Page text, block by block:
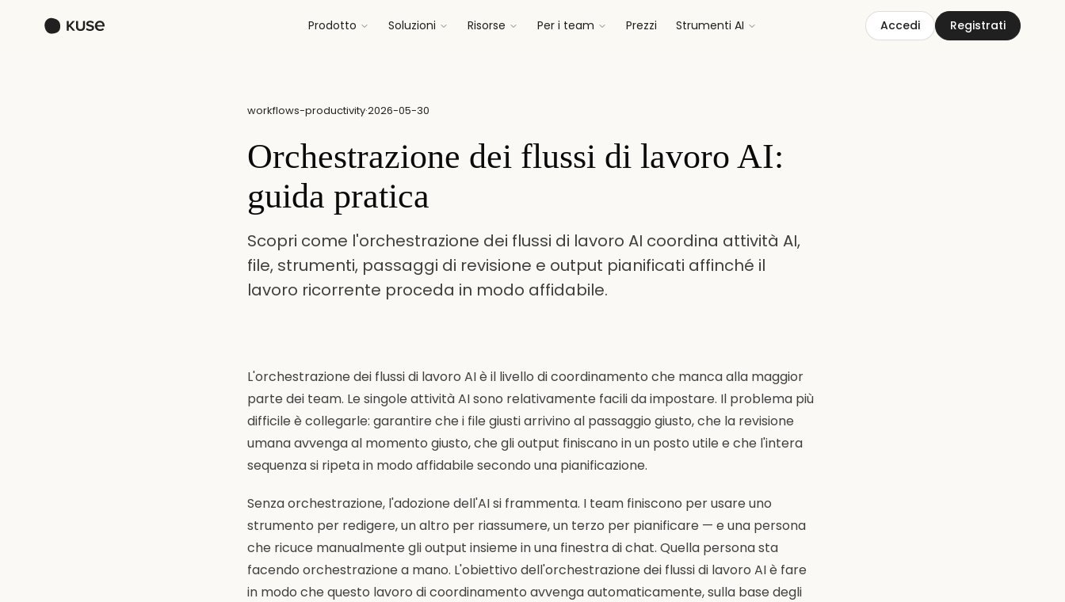
Prodotto Soluzioni Risorse Per i team Prezzi Strumenti AI Accedi Registrati
workflows-productivity·2026-05-30
Orchestrazione dei flussi di lavoro AI:
guida pratica
Scopri come l'orchestrazione dei flussi di lavoro AI coordina attività AI,
file, strumenti, passaggi di revisione e output pianificati affinché il
lavoro ricorrente proceda in modo affidabile.
L'orchestrazione dei flussi di lavoro AI è il livello di coordinamento che manca alla maggior
parte dei team. Le singole attività AI sono relativamente facili da impostare. Il problema più
difficile è collegarle: garantire che i file giusti arrivino al passaggio giusto, che la revisione
umana avvenga al momento giusto, che gli output finiscano in un posto utile e che l'intera
sequenza si ripeta in modo affidabile secondo una pianificazione.
Senza orchestrazione, l'adozione dell'AI si frammenta. I team finiscono per usare uno
strumento per redigere, un altro per riassumere, un terzo per pianificare — e una persona
che ricuce manualmente gli output insieme in una finestra di chat. Quella persona sta
facendo orchestrazione a mano. L'obiettivo dell'orchestrazione dei flussi di lavoro AI è fare
in modo che questo lavoro di coordinamento avvenga automaticamente, sulla base degli